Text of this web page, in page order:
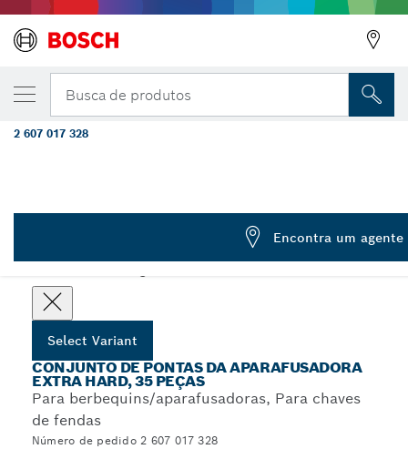
Busca de produtos
Conjuntos de pontas de aparafusar e brocas para metal em
Choose your Variant
Select Variant
CONJUNTO DE PONTAS DA APARAFUSADORA
EXTRA HARD, 35 PEÇAS
Para berbequins/aparafusadoras, Para chaves
de fendas
Número de pedido 2 607 017 328
Conjunto de pontas de aparafusar e
Hard, PH, PZ, SL, H, T
2 607 017 328
Encontra um